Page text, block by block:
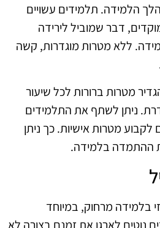
הלמידה. תלמידים עשויים
דבר שמוביל לירידה
ללא מטרות מוגדרות, קשה
מטרות ברורות לכל שיעור
ניתן לשתף את התלמידים
מטרות אישיות. כך ניתן
ההתמדה בלמידה.
בלמידה מרחוק, במיוחד